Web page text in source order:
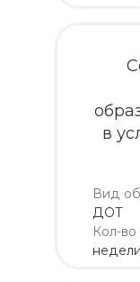
в
Вид
ДОТ
Кол-во